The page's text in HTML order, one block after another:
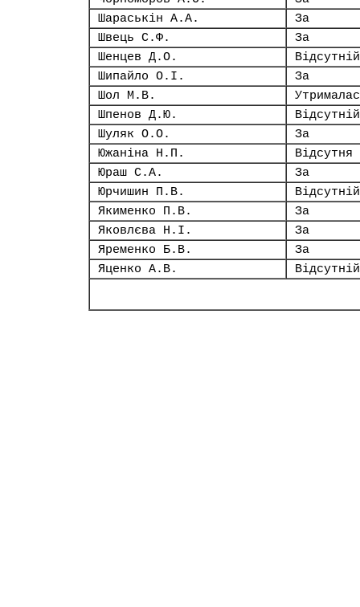
Шараськін А.А.
За
Швець С.Ф.
За
Шенцев Д.О.
Відсутній
Шипайло О.І.
За
Шол М.В.
Шпенов Д.Ю.
Відсутній
Шуляк О.О.
За
Южаніна Н.П.
Відсутня
Юраш С.А.
За
Юрчишин П.В.
Відсутній
Якименко П.В.
За
Яковлєва Н.І.
За
Яременко Б.В.
За
Яценко А.В.
Відсутній